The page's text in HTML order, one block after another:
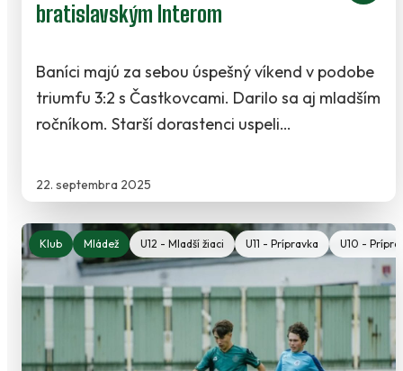
bratislavským Interom
22. septembra 2025
Baníci majú za sebou úspešný víkend v podobe
triumfu 3:2 s Častkovcami. Darilo sa aj mladším
ročníkom. Starší dorastenci uspeli…
Klub Mládež U12 - Mladší žiaci U11 - Prípravka U10 -